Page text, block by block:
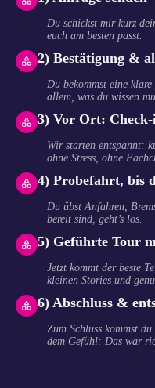
Du schickst mir kurz
euch am besten passt.
2) Bestätigung &
Du bekommst eine
allem, was du wissen
3) Vor Ort:
Wir starten entspannt:
ohne Stress, ohne
4) Probefahrt, bis
Du übst Anfahren,
bereit sind, geht’s los.
5) Geführte Tour
Jetzt kommt der beste
kleinen Stories und
6) Abschluss &
Zum Schluss kommst
dem Gefühl: Das war